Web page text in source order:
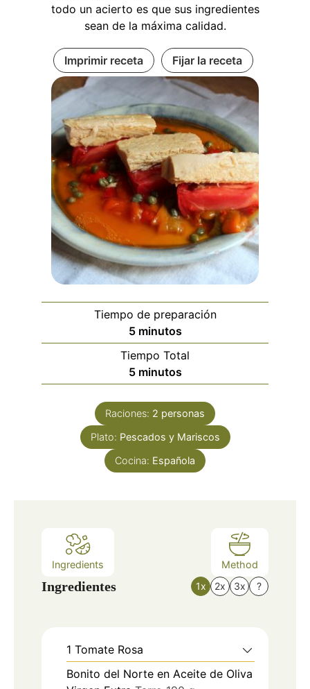
todo un acierto es que sus ingredientes
sean de la máxima calidad.
Imprimir receta Fijar la receta
Tiempo de preparación
5minutos
minutos
Tiempo Total
5minutos
minutos
Raciones: 2 personas
Plato: Pescados y Mariscos
Cocina: Española
Ingredients Method
Ingredientes 1x 2x 3x ?
1 Tomate Rosa
Bonito del Norte en Aceite de Oliva